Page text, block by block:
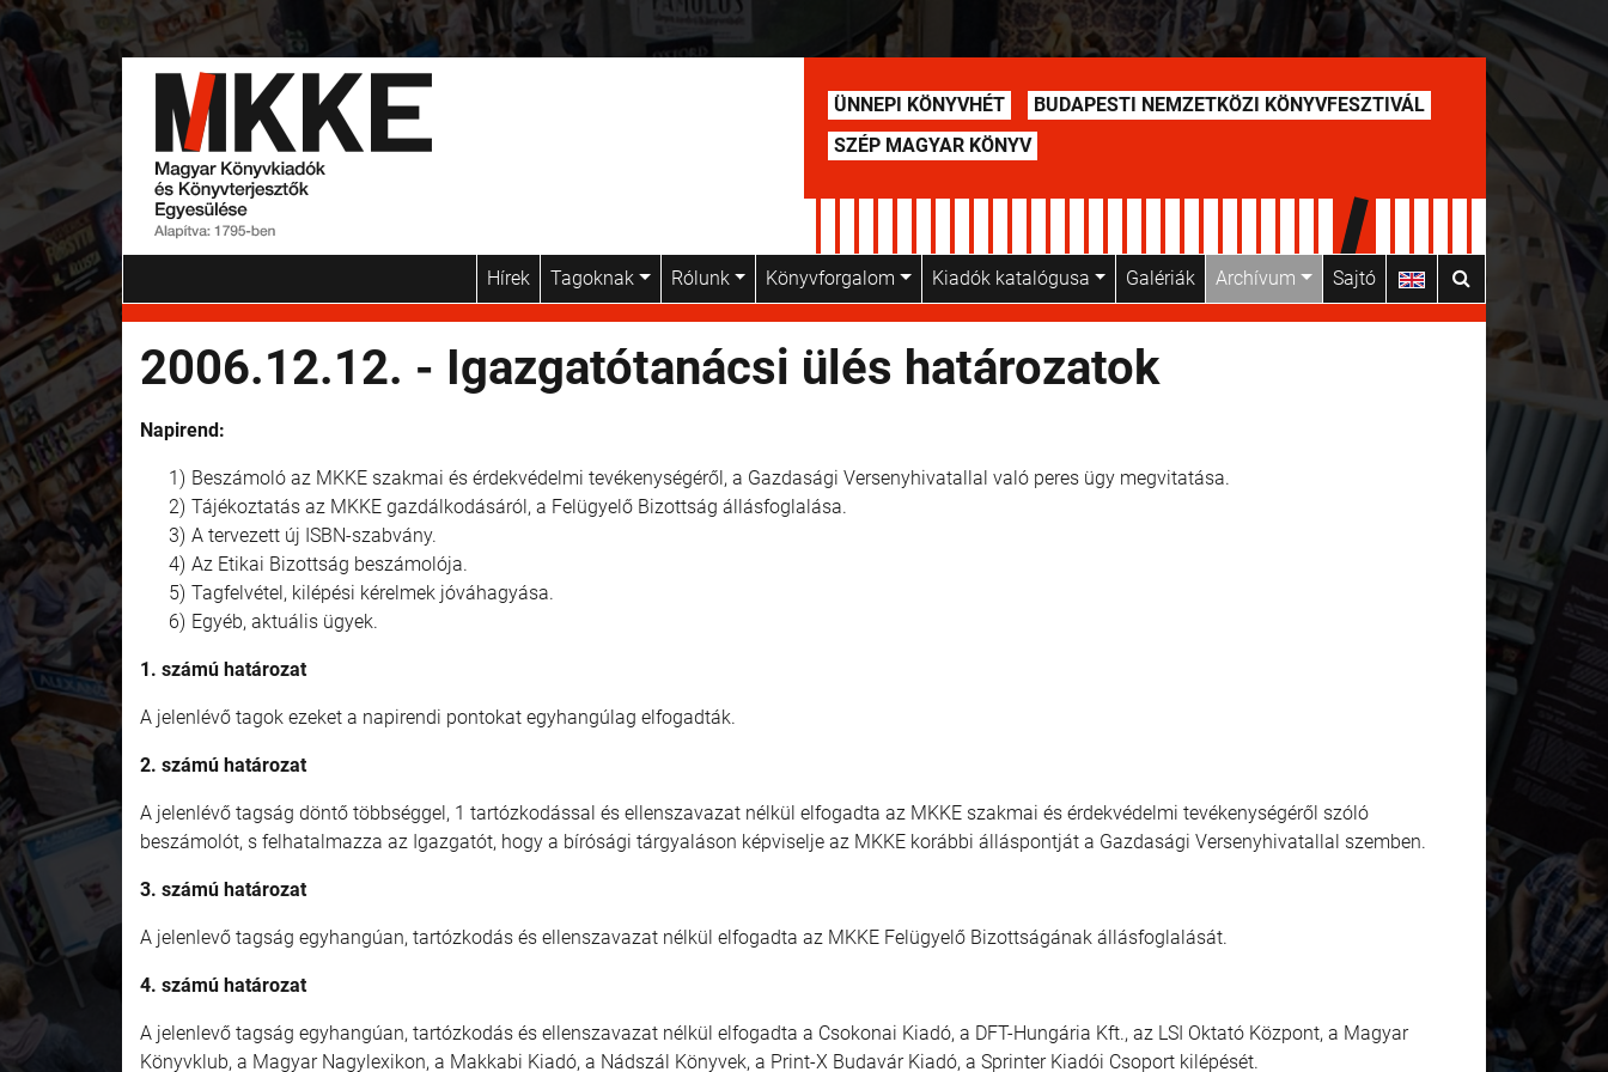
ÜNNEPI KÖNYVHÉT
BUDAPESTI NEMZETKÖZI KÖNYVFESZTIVÁL
SZÉP MAGYAR KÖNYV
Hírek Tagoknak Rólunk Könyvforgalom Kiadók katalógusa Galériák Archívum Sajtó
2006.12.12. - Igazgatótanácsi ülés határozatok
Napirend:
Beszámoló az MKKE szakmai és érdekvédelmi tevékenységéről, a Gazdasági Versenyhivatallal való peres ügy megvitatása.
Tájékoztatás az MKKE gazdálkodásáról, a Felügyelő Bizottság állásfoglalása.
A tervezett új ISBN-szabvány.
Az Etikai Bizottság beszámolója.
Tagfelvétel, kilépési kérelmek jóváhagyása.
Egyéb, aktuális ügyek.
1. számú határozat
A jelenlévő tagok ezeket a napirendi pontokat egyhangúlag elfogadták.
2. számú határozat
A jelenlévő tagság döntő többséggel, 1 tartózkodással és ellenszavazat nélkül elfogadta az MKKE szakmai és érdekvédelmi tevékenységéről szóló
beszámolót, s felhatalmazza az Igazgatót, hogy a bírósági tárgyaláson képviselje az MKKE korábbi álláspontját a Gazdasági Versenyhivatallal szemben.
3. számú határozat
A jelenlevő tagság egyhangúan, tartózkodás és ellenszavazat nélkül elfogadta az MKKE Felügyelő Bizottságának állásfoglalását.
4. számú határozat
A jelenlevő tagság egyhangúan, tartózkodás és ellenszavazat nélkül elfogadta a Csokonai Kiadó, a DFT-Hungária Kft., az LSI Oktató Központ, a Magyar
Könyvklub, a Magyar Nagylexikon, a Makkabi Kiadó, a Nádszál Könyvek, a Print-X Budavár Kiadó, a Sprinter Kiadói Csoport kilépését.